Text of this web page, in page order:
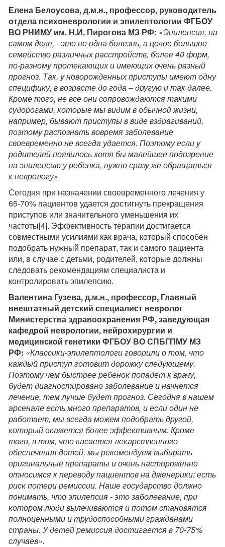
Елена Белоусова, д.м.н., профессор, руководитель
отдела психоневрологии и эпилептологии ФГБОУ
ВО РНИМУ им. Н.И. Пирогова МЗ РФ: «Эпилепсия, на
самом деле, - это не одна болезнь, а целое большое
семейство различных расстройств, более 40 форм,
по-разному протекающих и имеющих очень разный
прогноз. Так, у новорожденных приступы имеют одну
специфику, в возрасте до года – другую и так далее.
Кроме того, не все они сопровождаются такими
судорогами, которые мы видим в обычной жизни,
например, бывают приступы в виде вздрагиваний,
поэтому распознать вовремя заболевание
своевременно не всегда удается. Поэтому если у
родителей появилось хотя бы малейшее подозрение
на эпилепсию у ребенка, нужно сразу же обращаться
к неврологу».
Сегодня при назначении своевременного лечения у
65-70% пациентов удается достигнуть прекращения
приступов или значительного уменьшения их
частоты[4]. Эффективность терапии достигается
совместными усилиями как врача, который способен
подобрать нужный препарат, так и самого пациента
или, в случае с детьми, родителей, которые должны
следовать рекомендациям специалиста и
контролировать эпилепсию.
Валентина Гузева, д.м.н., профессор, Главный
внештатный детский специалист невролог
Министерства здравоохранения РФ, заведующая
кафедрой неврологии, нейрохирургии и
медицинской генетики ФГБОУ ВО СПБГПМУ МЗ
РФ: «Классики-эпилептологи говорили о том, что
каждый приступ готовит дорожку следующему.
Поэтому чем быстрее ребенок попадет к врачу,
будет диагностировано заболевание и начнется
лечение, тем лучше будет прогноз. Сегодня в нашем
арсенале есть много препаратов, и если один не
работает, мы всегда можем подобрать другой,
который окажется более эффективным. Кроме
того, в том, что касается лекарственного
обеспечения детей, мы рекомендуем выбирать
оригинальные препараты и очень настороженно
относимся к переводу пациентов на дженерики: есть
риск потери ремиссии. Наше государство должно
понимать, что эпилепсия - это заболевание, при
котором люди вылечиваются и потом становятся
полноценными и трудоспособными гражданами
страны. У детей ремиссия достигается в 70-75%
случаев».